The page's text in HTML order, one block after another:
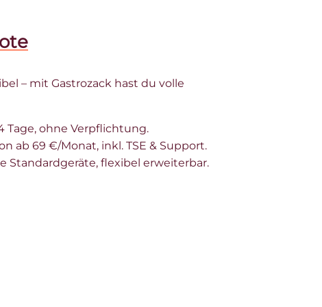
– mit Gastrozack hast du volle
Tage, ohne Verpflichtung.
ab 69 €/Monat, inkl. TSE & Support.
Standardgeräte, flexibel erweiterbar.